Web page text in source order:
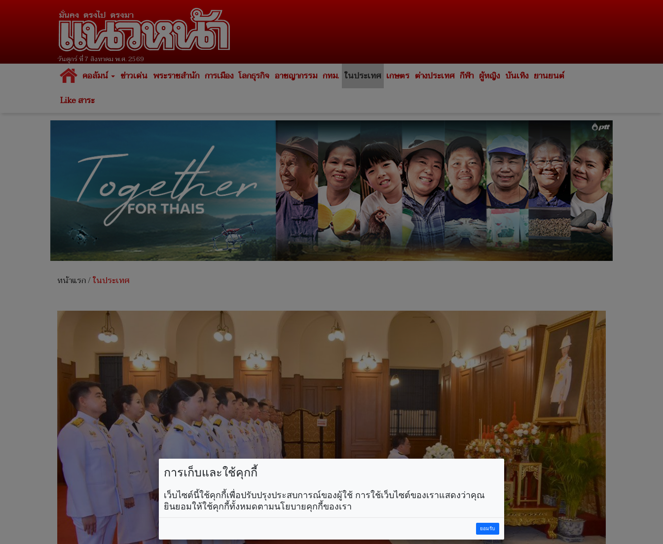
วันศุกร์ ที่ 7 สิงหาคม พ.ศ. 2569
คอลัมน์ ข่าวเด่น พระราชสำนัก การเมือง โลกธุรกิจ อาชญากรรม กทม. ในประเทศ เกษตร ต่างประเทศ กีฬา ผู้หญิง บันเทิง ยานยนต์
Like สาระ
หน้าแรก/ในประเทศ
การเก็บและใช้คุกกี้
เว็บไซต์นี้ใช้คุกกี้เพื่อปรับปรุงประสบการณ์ของผู้ใช้ การใช้เว็บไซต์ของเราแสดงว่าคุณ
ยินยอมให้ใช้คุกกี้ทั้งหมดตามนโยบายคุกกี้ของเรา
ยอมรับ